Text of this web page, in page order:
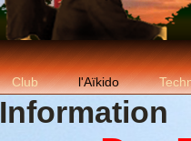
Club l'Aïkido